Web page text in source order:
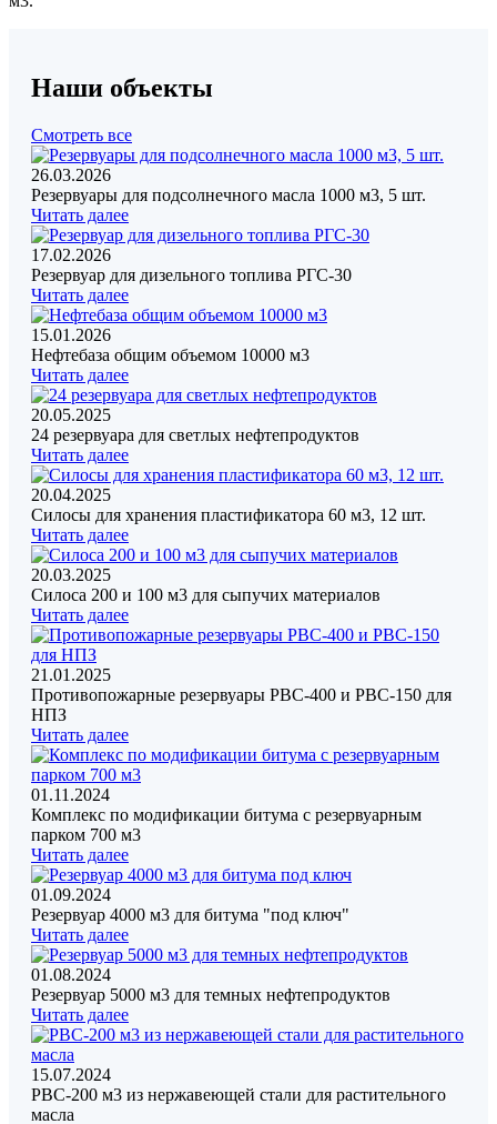
Наши объекты
Смотреть все
26.03.2026
Резервуары для подсолнечного масла 1000 м3, 5 шт.
Читать далее
17.02.2026
Резервуар для дизельного топлива РГС-30
Читать далее
15.01.2026
Нефтебаза общим объемом 10000 м3
Читать далее
20.05.2025
24 резервуара для светлых нефтепродуктов
Читать далее
20.04.2025
Силосы для хранения пластификатора 60 м3, 12 шт.
Читать далее
20.03.2025
Силоса 200 и 100 м3 для сыпучих материалов
Читать далее
21.01.2025
Противопожарные резервуары РВС-400 и РВС-150 для
НПЗ
Читать далее
01.11.2024
Комплекс по модификации битума с резервуарным
парком 700 м3
Читать далее
01.09.2024
Резервуар 4000 м3 для битума "под ключ"
Читать далее
01.08.2024
Резервуар 5000 м3 для темных нефтепродуктов
Читать далее
15.07.2024
РВС-200 м3 из нержавеющей стали для растительного
масла